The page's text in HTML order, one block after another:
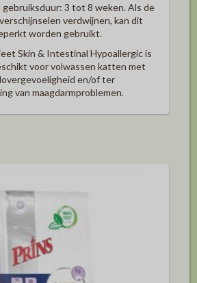
gebruiksduur: 3 tot 8 weken. Als de
verdwijnen, kan dit
worden gebruikt.
Skin & Intestinal Hypoallergic is
voor volwassen katten met
en/of ter
van maagdarmproblemen.